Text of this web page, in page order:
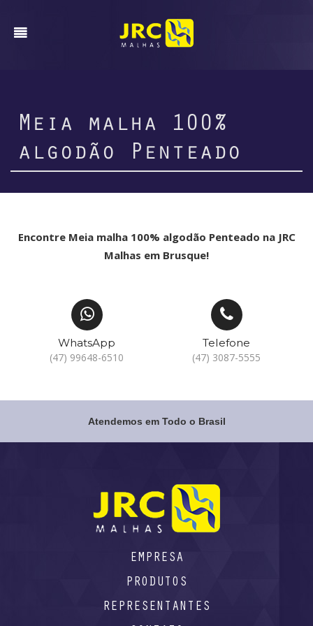
Meia malha 100%
algodão Penteado
Encontre Meia malha 100% algodão Penteado na JRC
Malhas em Brusque!
WhatsApp
(47) 99648-6510
Telefone
(47) 3087-5555
Atendemos em Todo o Brasil
EMPRESA
PRODUTOS
REPRESENTANTES